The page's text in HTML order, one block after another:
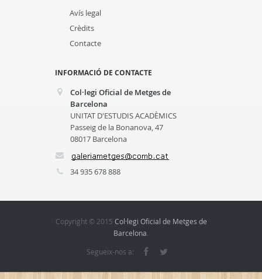
Avís legal
Crèdits
Contacte
INFORMACIÓ DE CONTACTE
Col·legi Oficial de Metges de
Barcelona
UNITAT D'ESTUDIS ACADÈMICS
Passeig de la Bonanova, 47
08017 Barcelona
34 935 678 888
Copyright © 2015 Col·legi Oficial de Metges de
Barcelona.
Segueix-nos a: